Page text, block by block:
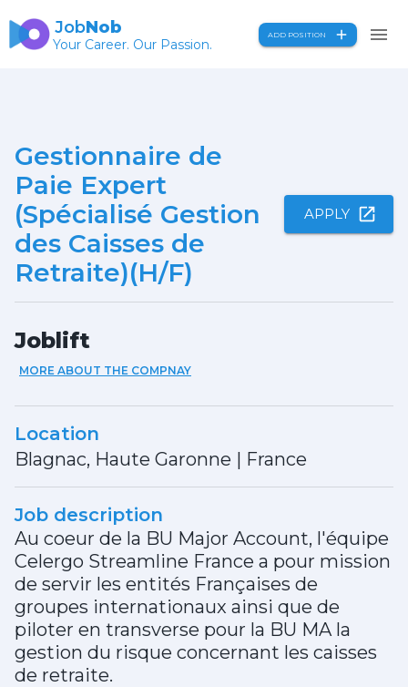
JobNob
Your Career. Our Passion.
ADD POSITION
Gestionnaire de
Paie Expert
(Spécialisé Gestion
des Caisses de
Retraite)(H/F)
APPLY
Joblift
MORE ABOUT THE COMPNAY
Location
Blagnac, Haute Garonne | France
Job description
Au coeur de la BU Major Account, l'équipe
Celergo Streamline France a pour mission
de servir les entités Françaises de
groupes internationaux ainsi que de
piloter en transverse pour la BU MA la
gestion du risque concernant les caisses
de retraite.